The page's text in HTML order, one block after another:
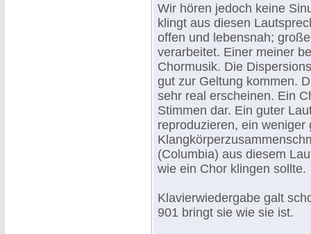
Wir hören jedoch keine
klingt aus diesen
offen und lebensnah;
verarbeitet. Einer meiner
Chormusik. Die
gut zur Geltung kommen.
sehr real erscheinen. Ein
Stimmen dar. Ein guter
reproduzieren, ein
(Columbia) aus diesem
wie ein Chor klingen sollte.
Klavierwiedergabe galt
901 bringt sie wie sie ist.